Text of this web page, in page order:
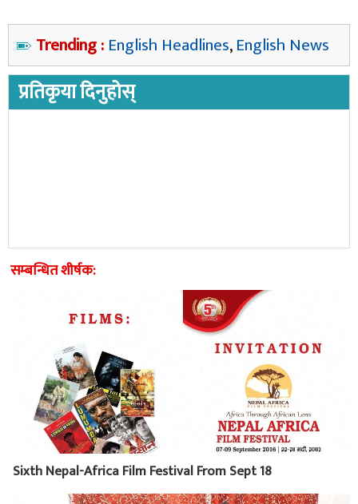
Trending : English Headlines,English News
प्रतिकृया दिनुहोस्
सम्बन्धित शीर्षक:
Sixth Nepal-Africa Film Festival From Sept 18